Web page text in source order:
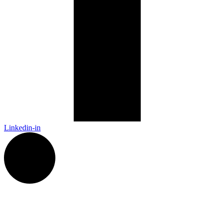
Linkedin-in